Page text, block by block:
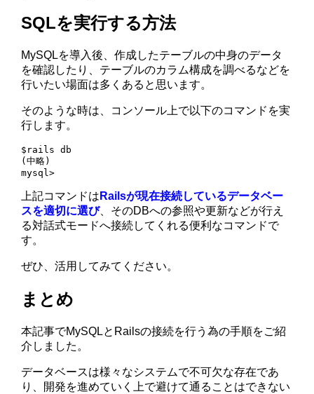
SQLを実行する方法
MySQLを導入後、作成したテーブルの中身のデータ
を確認したり、テーブルのカラム構成を調べるなどを
行いたい場面は多くあると思います。
そのような時は、コンソール上で以下のコマンドを実
行します。
$rails db
(中略)
mysql>
上記コマンドは Railsが現在接続しているデータベー
スを適切に選び、そのDBへの参照や更新などが行え
る対話式モードへ接続してくれる便利なコマンドで
す。
ぜひ、活用してみてください。
まとめ
本記事でMySQLとRailsの接続を行う為の手順をご紹
介しました。
データベースは様々なシステムで不可欠な存在であ
り、開発を進めていく上で避けて通ることはできない